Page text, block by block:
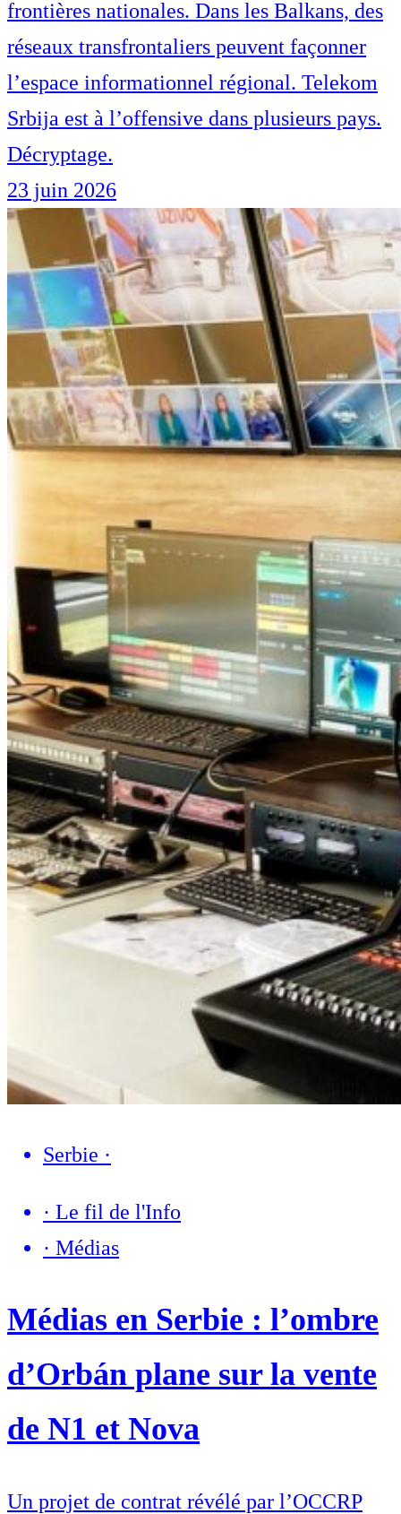
frontières nationales. Dans les Balkans, des
réseaux transfrontaliers peuvent façonner
l’espace informationnel régional. Telekom
Srbija est à l’offensive dans plusieurs pays.
Décryptage.
23 juin 2026
Serbie ·
· Le fil de l'Info
· Médias
Médias en Serbie : l’ombre
d’Orbán plane sur la vente
de N1 et Nova
Un projet de contrat révélé par l’OCCRP